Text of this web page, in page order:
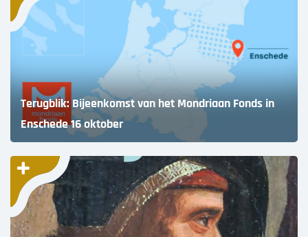
Terugblik: Bijeenkomst van het Mondriaan Fonds in
Enschede 16 oktober